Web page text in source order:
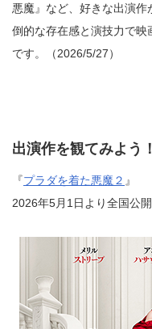
悪魔』など、好きな出演
倒的な存在感と演技力で
です。（2026/5/27）
出演作を観てみよう！
『プラダを着た悪魔２ 』
2026年5月1日より全国公開